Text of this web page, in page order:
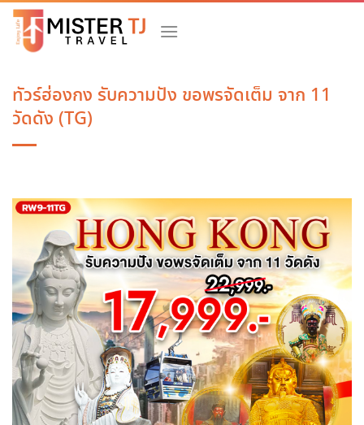
Skip
content
ทัวร์ฮ่องกง รับความปัง ขอพรจัดเต็ม จาก 11
วัดดัง (TG)